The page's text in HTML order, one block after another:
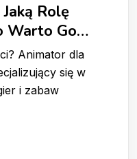
Rolę
Warto Go
Animator dla
się w
i zabaw